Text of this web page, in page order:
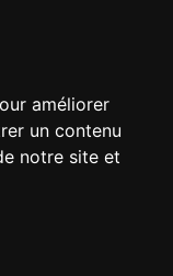
améliorer
un contenu
notre site et